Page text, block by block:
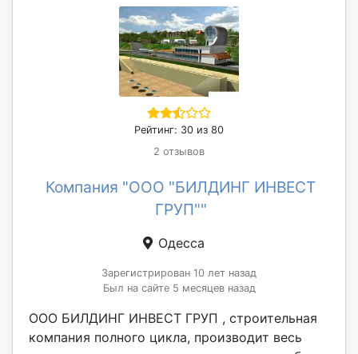
Рейтинг: 30 из 80
2 отзывов
Компания "ООО "БИЛДИНГ ИНВЕСТ
ГРУП""
Одесса
Зарегистрирован 10 лет назад
Был на сайте 5 месяцев назад
ООО БИЛДИНГ ИНВЕСТ ГРУП , строительная
компания полного цикла, производит весь